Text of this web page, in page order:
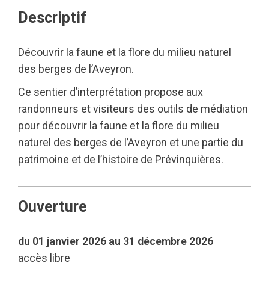
Descriptif
Découvrir la faune et la flore du milieu naturel
des berges de l’Aveyron.
Ce sentier d’interprétation propose aux
randonneurs et visiteurs des outils de médiation
pour découvrir la faune et la flore du milieu
naturel des berges de l’Aveyron et une partie du
patrimoine et de l’histoire de Prévinquières.
Ouverture
du 01 janvier 2026 au 31 décembre 2026
accès libre